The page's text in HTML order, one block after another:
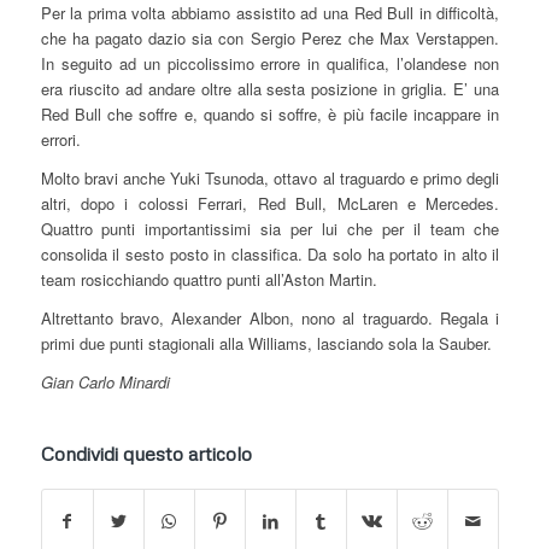
Per la prima volta abbiamo assistito ad una Red Bull in difficoltà,
che ha pagato dazio sia con Sergio Perez che Max Verstappen.
In seguito ad un piccolissimo errore in qualifica, l’olandese non
era riuscito ad andare oltre alla sesta posizione in griglia. E’ una
Red Bull che soffre e, quando si soffre, è più facile incappare in
errori.
Molto bravi anche Yuki Tsunoda, ottavo al traguardo e primo degli
altri, dopo i colossi Ferrari, Red Bull, McLaren e Mercedes.
Quattro punti importantissimi sia per lui che per il team che
consolida il sesto posto in classifica. Da solo ha portato in alto il
team rosicchiando quattro punti all’Aston Martin.
Altrettanto bravo, Alexander Albon, nono al traguardo. Regala i
primi due punti stagionali alla Williams, lasciando sola la Sauber.
Gian Carlo Minardi
Condividi questo articolo